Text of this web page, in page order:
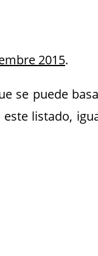
2015.
se puede
listado,